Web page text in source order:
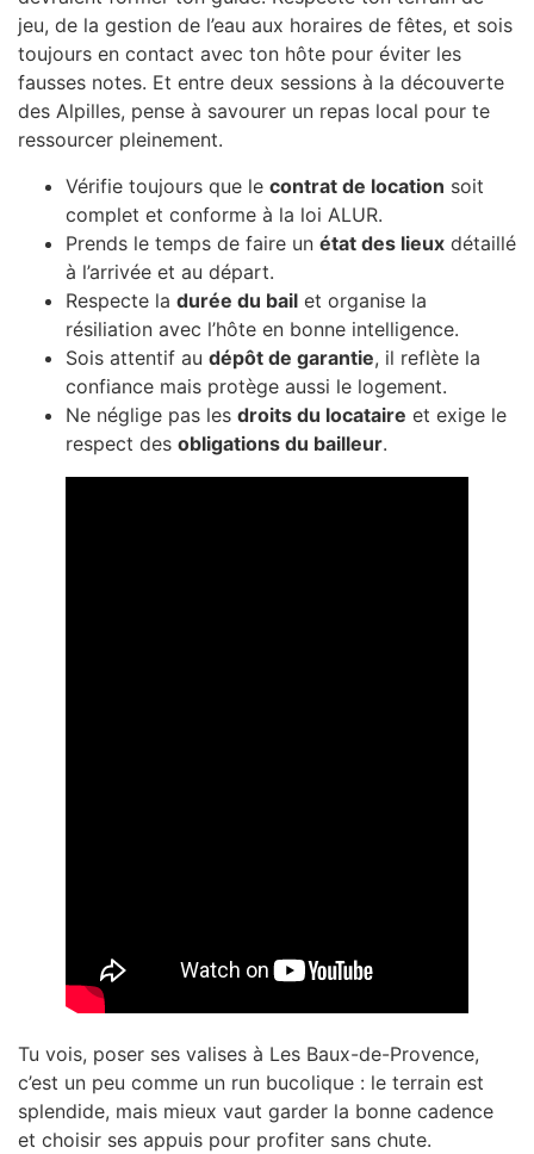
jeu, de la gestion de l’eau aux horaires de fêtes, et sois
toujours en contact avec ton hôte pour éviter les
fausses notes. Et entre deux sessions à la découverte
des Alpilles, pense à savourer un repas local pour te
ressourcer pleinement.
Vérifie toujours que le contrat de location soit
complet et conforme à la loi ALUR.
Prends le temps de faire un état des lieux détaillé
à l’arrivée et au départ.
Respecte la durée du bail et organise la
résiliation avec l’hôte en bonne intelligence.
Sois attentif au dépôt de garantie, il reflète la
confiance mais protège aussi le logement.
Ne néglige pas les droits du locataire et exige le
respect des obligations du bailleur.
Tu vois, poser ses valises à Les Baux-de-Provence,
c’est un peu comme un run bucolique : le terrain est
splendide, mais mieux vaut garder la bonne cadence
et choisir ses appuis pour profiter sans chute.